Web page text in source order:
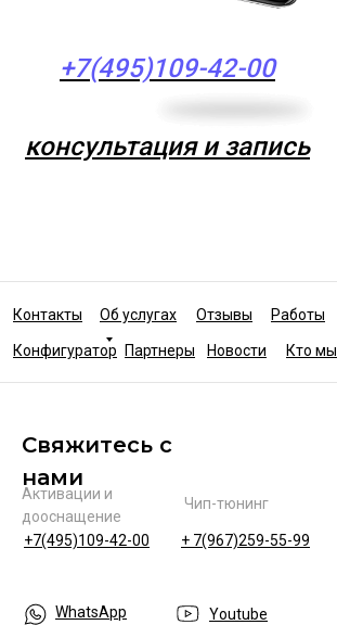
Кто мы
Конфигуратор
Отзывы
Об услугах
+7(495)109-42-00
консультация и запись
Работы
Партнеры Новости
Контакты
Чип-тюнинг
+ 7(967)259-55-99
Активации и
дооснащение
Свяжитесь с
нами
WhatsApp
+7(495)109-42-00
Youtube